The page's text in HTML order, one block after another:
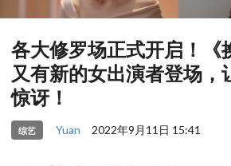
各大修罗场正式开启！《
又有新的女出演者登场，
惊讶！
综艺 Yuan 2022年9月11日 15:41